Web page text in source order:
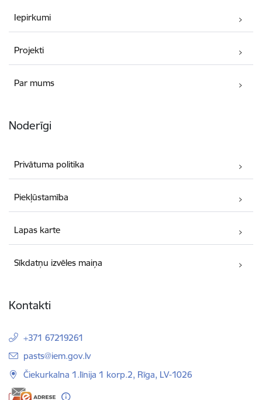
Iepirkumi
Projekti
Par mums
Noderīgi
Privātuma politika
Piekļūstamība
Lapas karte
Sīkdatņu izvēles maiņa
Kontakti
+371 67219261
E-pasts:
pasts@iem.gov.lv
Čiekurkalna 1.līnija 1 korp.2, Rīga, LV-1026